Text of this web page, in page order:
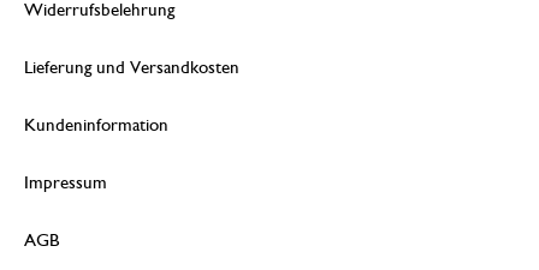
Widerrufsbelehrung
Lieferung und Versandkosten
Kundeninformation
Impressum
AGB